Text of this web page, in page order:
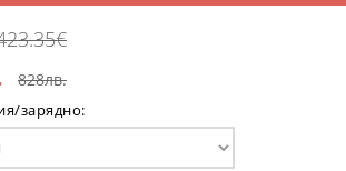
828лв.
зарядно: